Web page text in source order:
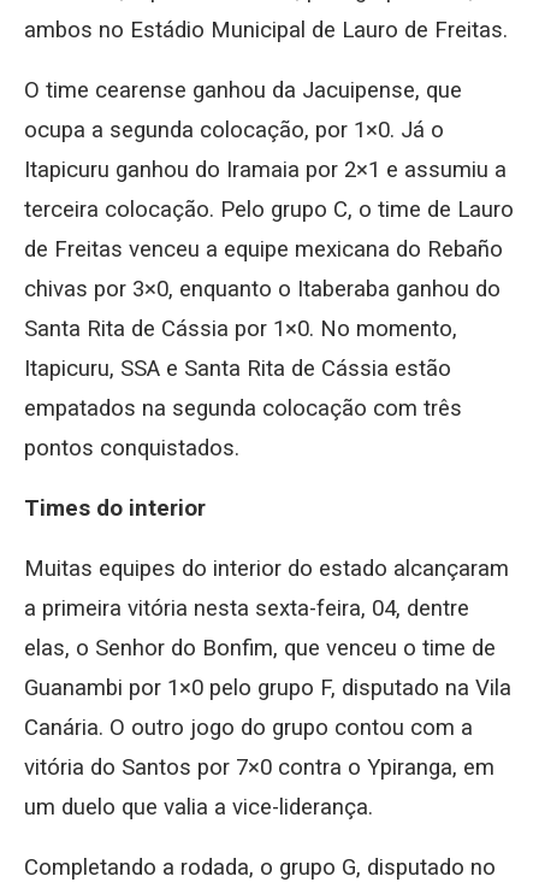
ambos no Estádio Municipal de Lauro de Freitas.
O time cearense ganhou da Jacuipense, que
ocupa a segunda colocação, por 1×0. Já o
Itapicuru ganhou do Iramaia por 2×1 e assumiu a
terceira colocação. Pelo grupo C, o time de Lauro
de Freitas venceu a equipe mexicana do Rebaño
chivas por 3×0, enquanto o Itaberaba ganhou do
Santa Rita de Cássia por 1×0. No momento,
Itapicuru, SSA e Santa Rita de Cássia estão
empatados na segunda colocação com três
pontos conquistados.
Times do interior
Muitas equipes do interior do estado alcançaram
a primeira vitória nesta sexta-feira, 04, dentre
elas, o Senhor do Bonfim, que venceu o time de
Guanambi por 1×0 pelo grupo F, disputado na Vila
Canária. O outro jogo do grupo contou com a
vitória do Santos por 7×0 contra o Ypiranga, em
um duelo que valia a vice-liderança.
Completando a rodada, o grupo G, disputado no